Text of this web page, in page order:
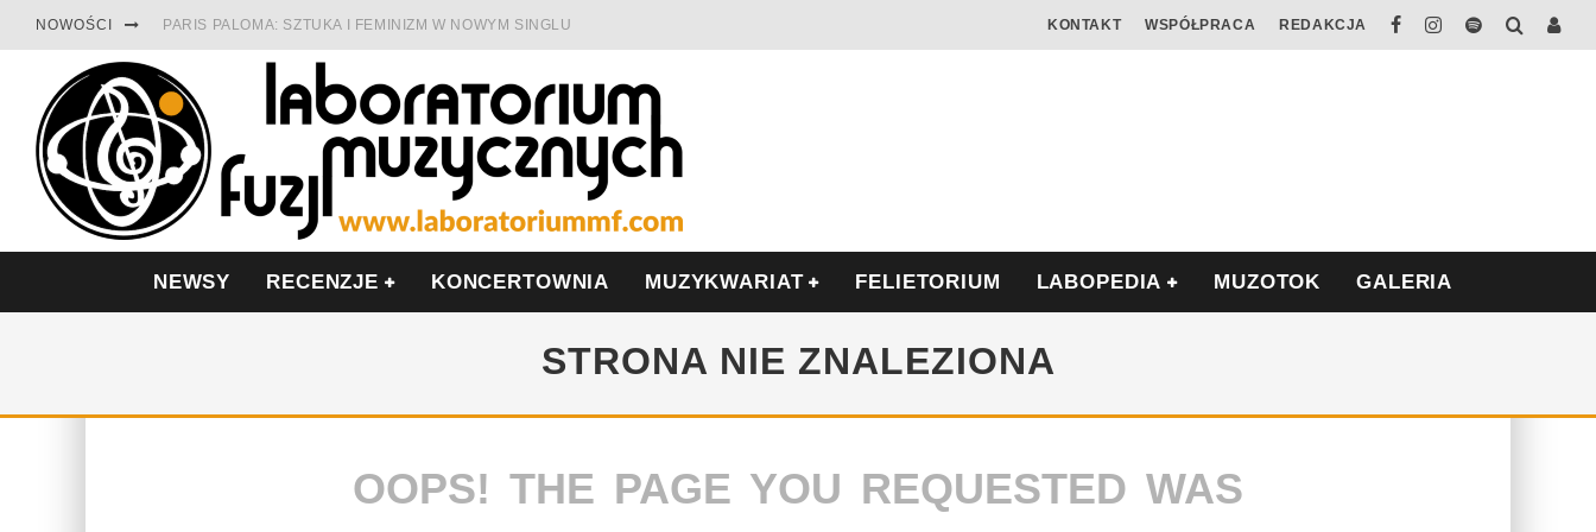
NOWOŚCI PARIS PALOMA: SZTUKA I FEMINIZM W NOWYM SINGLU
TABULA RASA Z SINGLEM DIAMENTY. SAMOTNOŚĆ I OPÓR
CINNAMON GUM MIĘDZY SOULEM A PAMIĘCIĄ
FRANCUSKI PROG METAL WEDŁUG DUALISIS
LESZEK KUŁAKOWSKI NAGRAŁ JAZZFONIĘ O POLSCE
KONTAKT WSPÓŁPRACA REDAKCJA
NEWSY RECENZJE KONCERTOWNIA MUZYKWARIAT FELIETORIUM LABOPEDIA MUZOTOK GALERIA
STRONA NIE ZNALEZIONA
OOPS! THE PAGE YOU REQUESTED WAS